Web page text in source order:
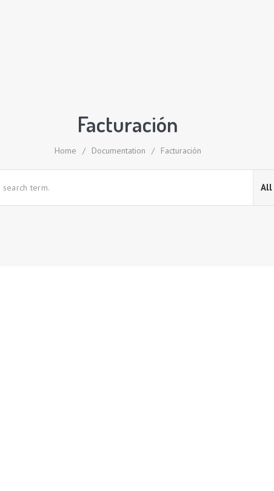
Facturación
Home / Documentation / Facturación